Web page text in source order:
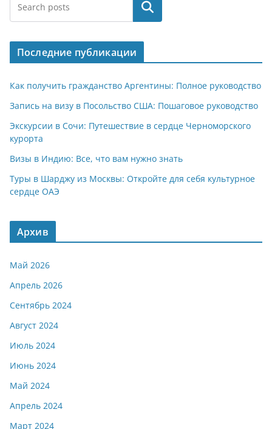
Поиск
Последние публикации
Как получить гражданство Аргентины: Полное руководство
Запись на визу в Посольство США: Пошаговое руководство
Экскурсии в Сочи: Путешествие в сердце Черноморского
курорта
Визы в Индию: Все, что вам нужно знать
Туры в Шарджу из Москвы: Откройте для себя культурное
сердце ОАЭ
Архив
Май 2026
Апрель 2026
Сентябрь 2024
Август 2024
Июль 2024
Июнь 2024
Май 2024
Апрель 2024
Март 2024